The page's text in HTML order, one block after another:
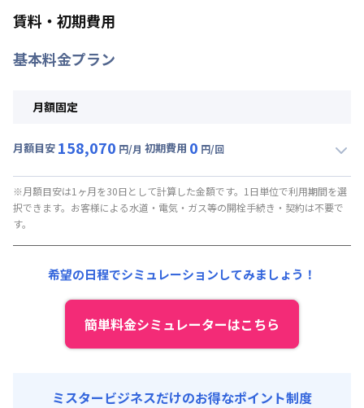
賃料・初期費用
基本料金プラン
月額固定
月額目安 158,070 円/月 初期費用 0 円/回
月額賃料目安(30日利用)
賃料 : 158,070円/月
光熱費他 :
※月額目安は1ヶ月を30日として計算した金額です。1日単位で利用期間を選
択できます。お客様による水道・電気・ガス等の開栓手続き・契約は不要で
す。
希望の日程でシミュレーションしてみましょう！
簡単料金シミュレーターはこちら
ミスタービジネスだけのお得なポイント制度